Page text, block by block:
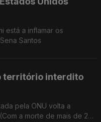
está a inflamar os
Santos
território interdito
pela ONU volta a
a morte de mais de 20